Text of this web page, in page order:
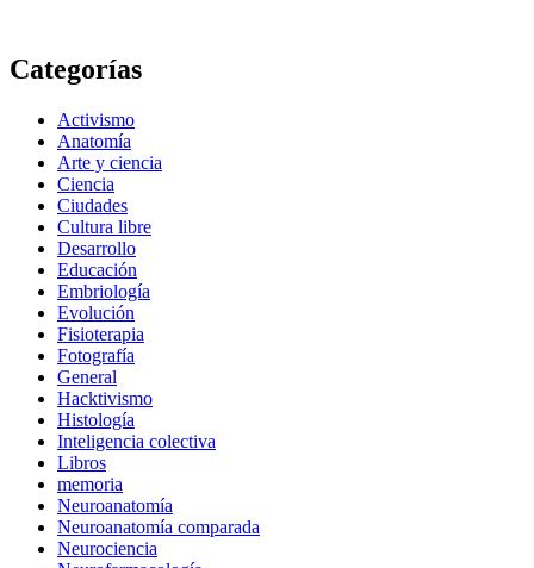
Categorías
Activismo
Anatomía
Arte y ciencia
Ciencia
Ciudades
Cultura libre
Desarrollo
Educación
Embriología
Evolución
Fisioterapia
Fotografía
General
Hacktivismo
Histología
Inteligencia colectiva
Libros
memoria
Neuroanatomía
Neuroanatomía comparada
Neurociencia